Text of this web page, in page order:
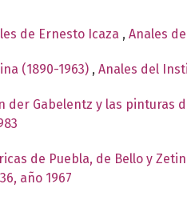
de Ernesto Icaza , Anales
(1890-1963) , Anales del
der Gabelentz y las pinturas
de Puebla, de Bello y
año 1967